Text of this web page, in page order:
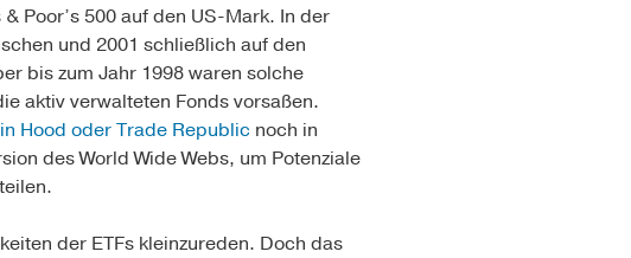
Poor’s 500 auf den US-Mark. In der
und 2001 schließlich auf den
bis zum Jahr 1998 waren solche
aktiv verwalteten Fonds vorsaßen.
Hood oder Trade Republic noch in
des World Wide Webs, um Potenziale
der ETFs kleinzureden. Doch das